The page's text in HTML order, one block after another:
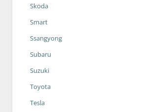
Skoda
Smart
Ssangyong
Subaru
Suzuki
Toyota
Tesla